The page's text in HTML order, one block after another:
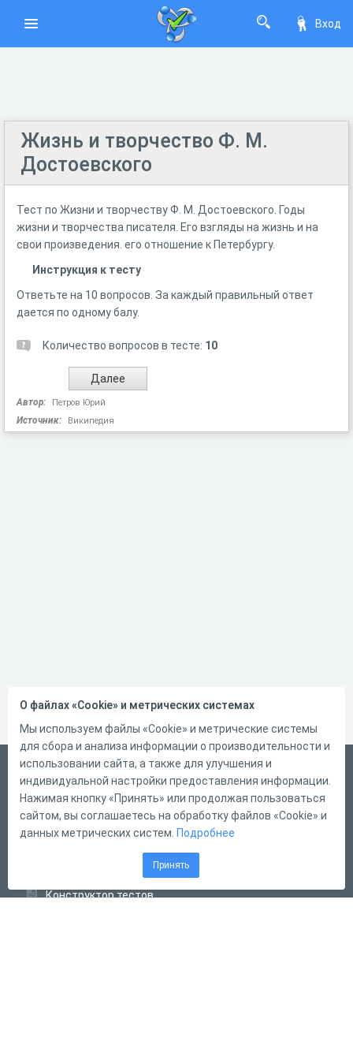
Вход
Жизнь и творчество Ф. М.
Достоевского
Тест по Жизни и творчеству Ф. М. Достоевского. Годы
жизни и творчества писателя. Его взгляды на жизнь и на
свои произведения. его отношение к Петербургу.
Инструкция к тесту
Ответьте на 10 вопросов. За каждый правильный ответ
дается по одному балу.
Количество вопросов в тесте: 10
Автор: Петров Юрий
Источник: Википедия
Русский
Справка
Форма обратной связи
Конструктор тестов
О файлах «Cookie» и метрических системах
Мы используем файлы «Cookie» и метрические системы
для сбора и анализа информации о производительности и
использовании сайта, а также для улучшения и
индивидуальной настройки предоставления информации.
Нажимая кнопку «Принять» или продолжая пользоваться
сайтом, вы соглашаетесь на обработку файлов «Cookie» и
данных метрических систем. Подробнее
Принять